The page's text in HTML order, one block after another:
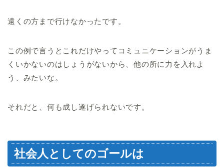
遠くの方まで行けなかったです。
この例で言うとこれだけやってコミュニケーションがうま
くいかないのはしょうがないから、他の所に力を入れよ
う、みたいな。
それだと、何も成し遂げられないです。
社会人としてのゴールは